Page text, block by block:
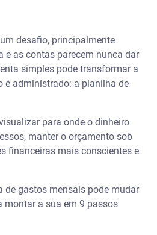
da Serasa para
planilha e organize suas
ser incluídas na planilha
desafio, principalmente
e as contas parecem nunca dar
simples pode transformar a
é administrado: a planilha de
para onde o dinheiro
manter o orçamento sob
financeiras mais conscientes e
de gastos mensais pode mudar
montar a sua em 9 passos